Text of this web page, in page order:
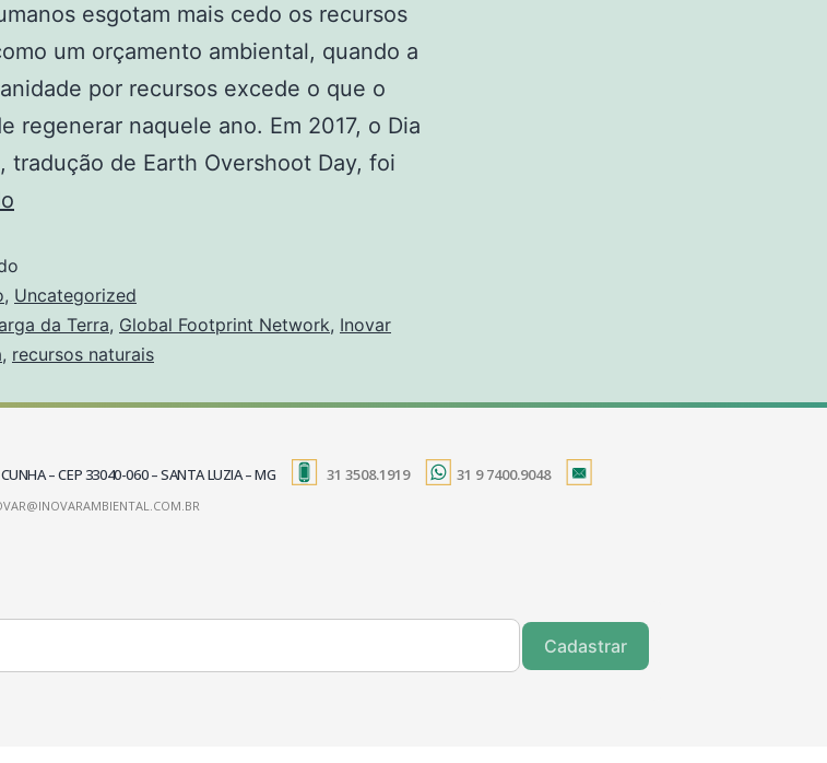
esgotam mais cedo os recursos
um orçamento ambiental, quando a
por recursos excede o que o
regenerar naquele ano. Em 2017, o Dia
tradução de Earth Overshoot Day, foi
, Uncategorized
da Terra, Global Footprint Network, Inovar
, recursos naturais
– CEP 33040-060 – SANTA LUZIA – MG 31 3508.1919 31 9 7400.9048
Cadastrar